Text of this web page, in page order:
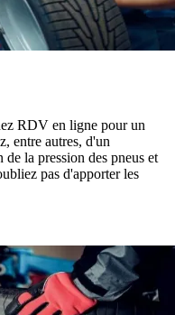
RDV en ligne pour un
entre autres, d'un
la pression des pneus et
pas d'apporter les